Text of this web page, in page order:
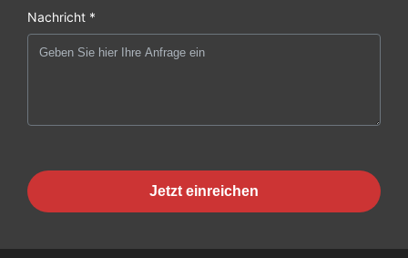
Nachricht *
Jetzt einreichen